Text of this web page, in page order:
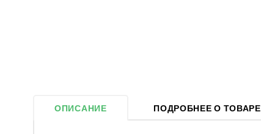
ОПИСАНИЕ ПОДРОБНЕЕ О ТОВАРЕ